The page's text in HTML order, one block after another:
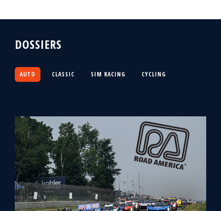
DOSSIERS
AUTO CLASSIC SIM RACING CYCLING